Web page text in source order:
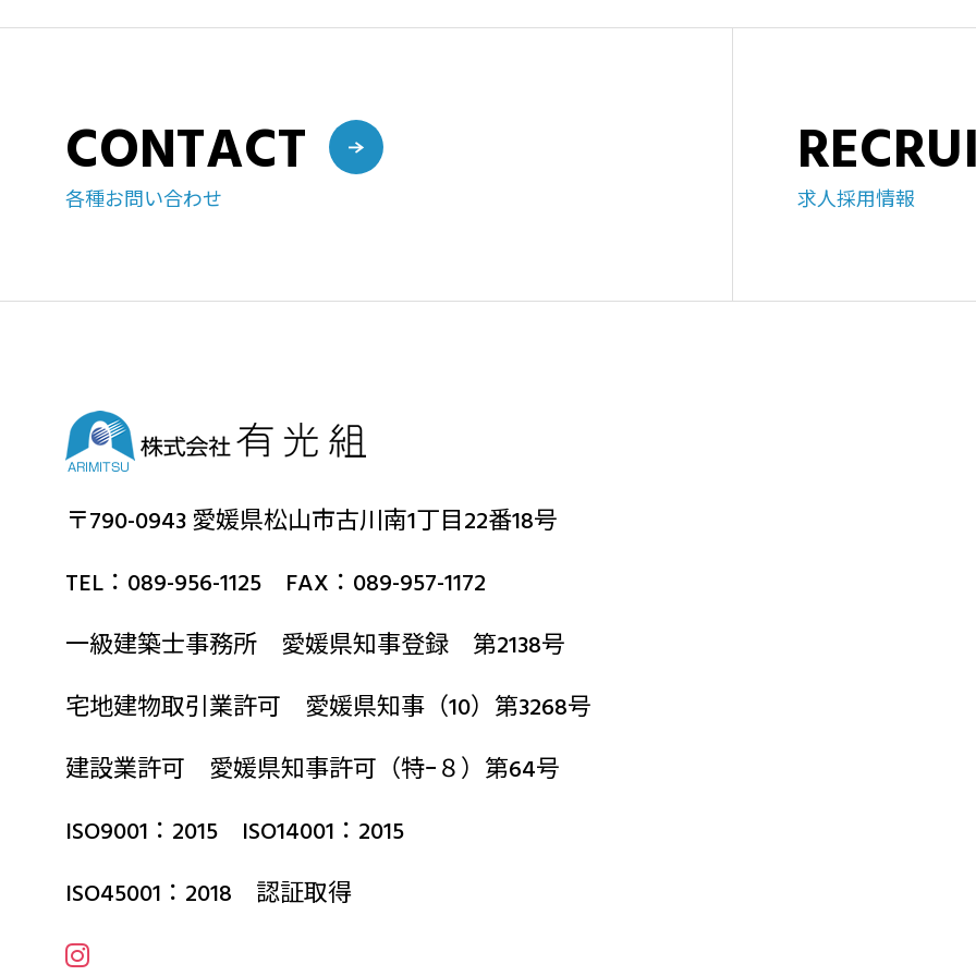
CONTACT
各種お問い合わせ 求人採用情報
〒790-0943 愛媛県松山市古川南1丁目22番18号
TEL：089-956-1125 FAX：089-957-1172
一級建築士事務所 愛媛県知事登録 第2138号
宅地建物取引業許可 愛媛県知事（10）第3268号
建設業許可 愛媛県知事許可（特ｰ８）第64号
ISO9001：2015 ISO14001：2015
ISO45001：2018 認証取得